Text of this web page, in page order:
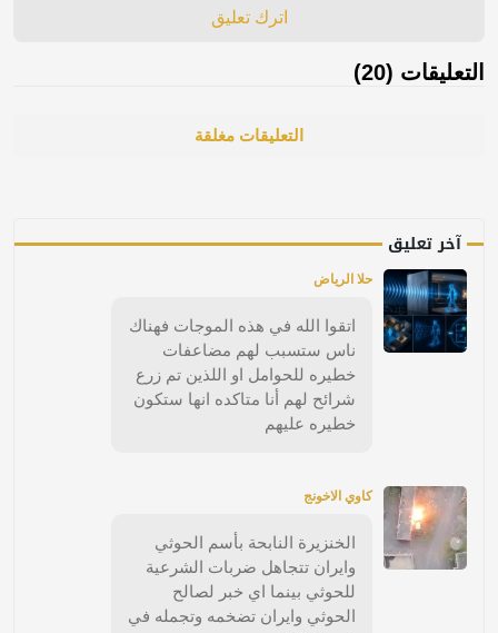
اترك تعليق
التعليقات (20)
التعليقات مغلقة
آخر تعليق
حلا الرياض
اتقوا الله في هذه الموجات فهناك
ناس ستسبب لهم مضاعفات
خطيره للحوامل او اللذين تم زرع
شرائح لهم أنا متاكده انها ستكون
خطيره عليهم
كاوي الاخونج
الخنزيرة النابحة بأسم الحوثي
وايران تتجاهل ضربات الشرعية
للحوثي بينما اي خبر لصالح
الحوثي وايران تضخمه وتجمله في